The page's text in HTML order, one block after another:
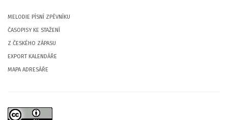
MELODIE PÍSNÍ ZPĚVNÍKU
ČASOPISY KE STAŽENÍ
Z ČESKÉHO ZÁPASU
EXPORT KALENDÁŘE
MAPA ADRESÁŘE